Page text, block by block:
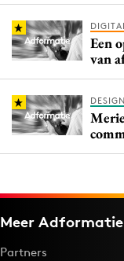
Een
van
DESIGN
Meer Adformatie
Partners